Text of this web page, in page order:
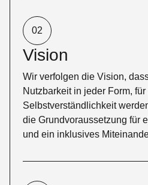
02
Vision
Wir verfolgen die Vision,
Nutzbarkeit in jeder Form,
Selbstverständlichkeit
die Grundvoraussetzung für
und ein inklusives